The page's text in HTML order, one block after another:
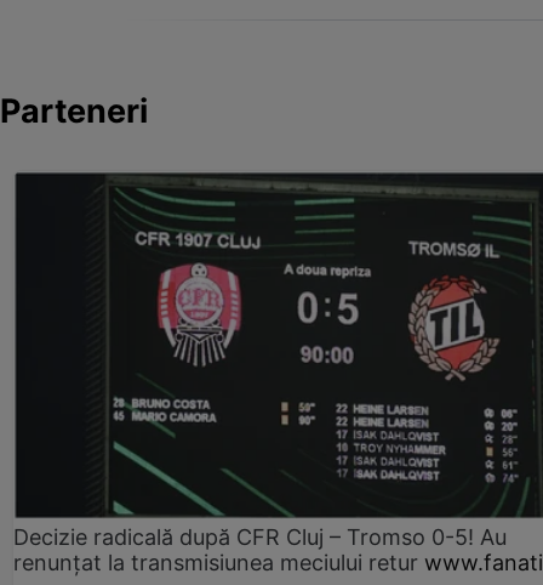
Parteneri
Decizie radicală după CFR Cluj – Tromso 0-5! Au
renunțat la transmisiunea meciului retur